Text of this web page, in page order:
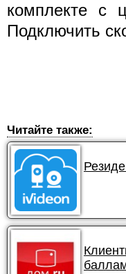
комплекте с
Подключить
Читайте также: